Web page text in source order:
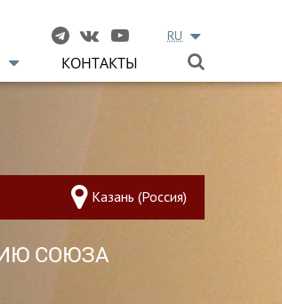
RU
КОНТАКТЫ
Казань (Россия)
СОЮЗА